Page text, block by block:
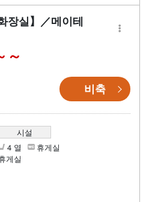
장실】／메이테
비축
시설
4 열
휴게실
게실